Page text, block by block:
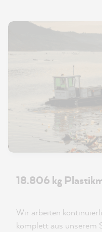
18.806 kg
Wir arbeiten
komplett aus unserem